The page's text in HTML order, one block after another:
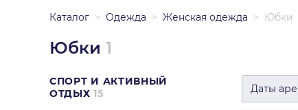
Каталог Одежда Женская одежда Юбки
Юбки 1
СПОРТ И АКТИВНЫЙ
ОТДЫХ 15
Даты